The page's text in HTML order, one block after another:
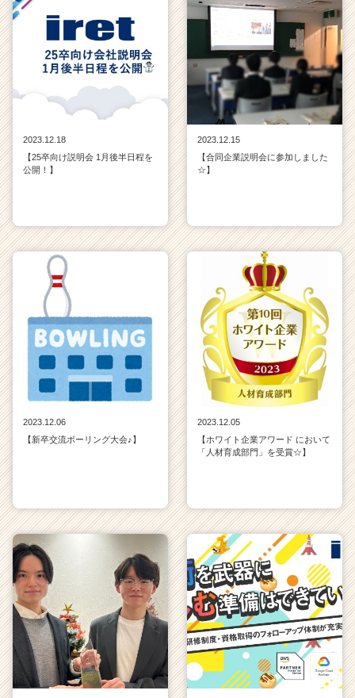
2023.12.18
【25卒向け説明会 1月後半日程を
公開！】
2023.12.15
【合同企業説明会に参加しました
☆】
2023.12.06
【新卒交流ボーリング大会♪】
2023.12.05
【ホワイト企業アワード において
「人材育成部門」を受賞☆】